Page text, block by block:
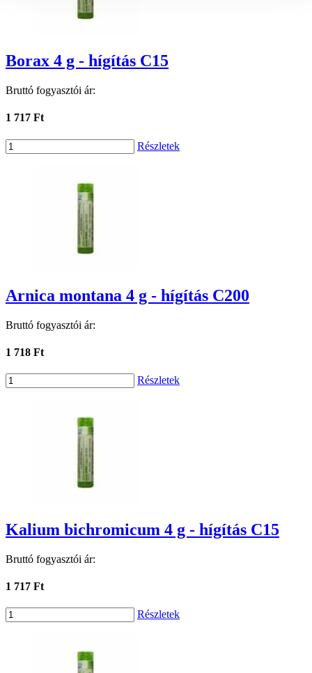
Borax 4 g - hígítás C15
Bruttó fogyasztói ár:
1 717 Ft
Részletek
Arnica montana 4 g - hígítás C200
Bruttó fogyasztói ár:
1 718 Ft
Részletek
Kalium bichromicum 4 g - hígítás C15
Bruttó fogyasztói ár:
1 717 Ft
Részletek